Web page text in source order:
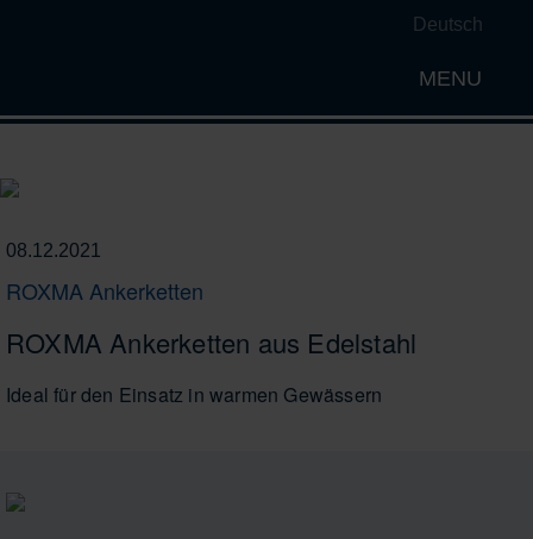
Deutsch
MENU
08.12.2021
ROXMA Ankerketten
ROXMA Ankerketten aus Edelstahl
Ideal für den Einsatz in warmen Gewässern